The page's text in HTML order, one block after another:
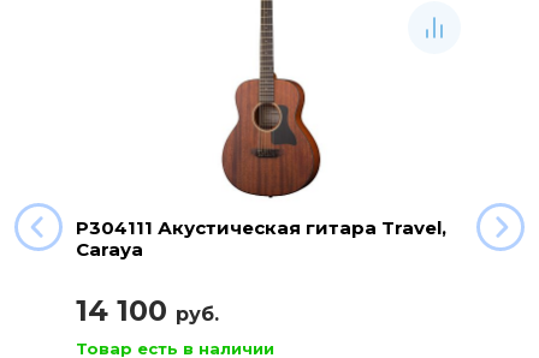
P304111 Акустическая гитара Travel,
Caraya
14 100 руб.
Товар есть в наличии